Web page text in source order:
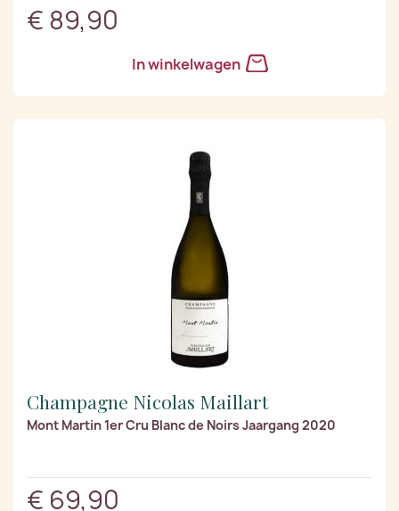
€ 89,90
In winkelwagen
Champagne Nicolas Maillart
Mont Martin 1er Cru Blanc de Noirs Jaargang 2020
€ 69,90